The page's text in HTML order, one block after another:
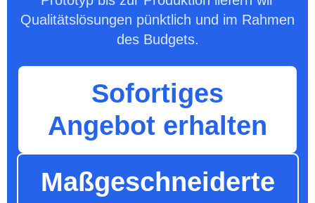
Qualitätslösungen pünktlich und im Rahmen
des Budgets.
Sofortiges
Angebot erhalten
Maßgeschneiderte